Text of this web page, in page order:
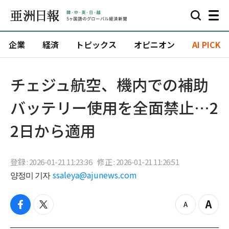
企業 経済 トピックス オピニオン AI PICK
チェジュ航空、機内での補助
バッテリー使用を全面禁止…2
2日から適用
登録 : 2026-01-21 11:23:36 修正 : 2026-01-21 11:26:51
양정미 기자 ssaleya@ajunews.com
f
t
z
Z